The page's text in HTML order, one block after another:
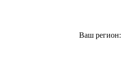
Ваш регион: